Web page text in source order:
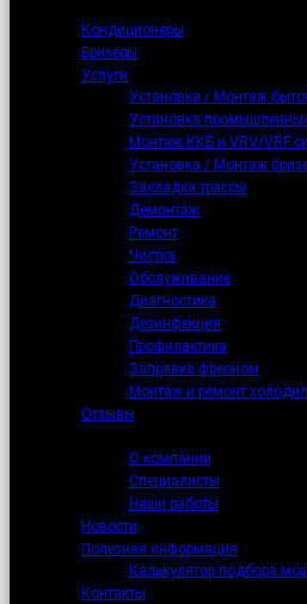
Кондиционеры
Бризеры
Услуги
Установка / Монтаж
Установка
Монтаж ККБ и VRV/VRF
Установка / Монтаж
Закладка трассы
Демонтаж
Ремонт
Чистка
Обслуживание
Диагностика
Дезинфекция
Профилактика
Заправка фреоном
Монтаж и ремонт
Отзывы
О компании
Специалисты
Наши работы
Новости
Полезная информация
Калькулятор подбора
Контакты